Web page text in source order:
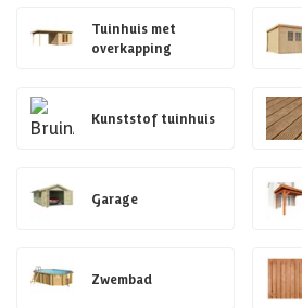
Tuinhuis met
overkapping
Kunststof tuinhuis
Garage
Zwembad